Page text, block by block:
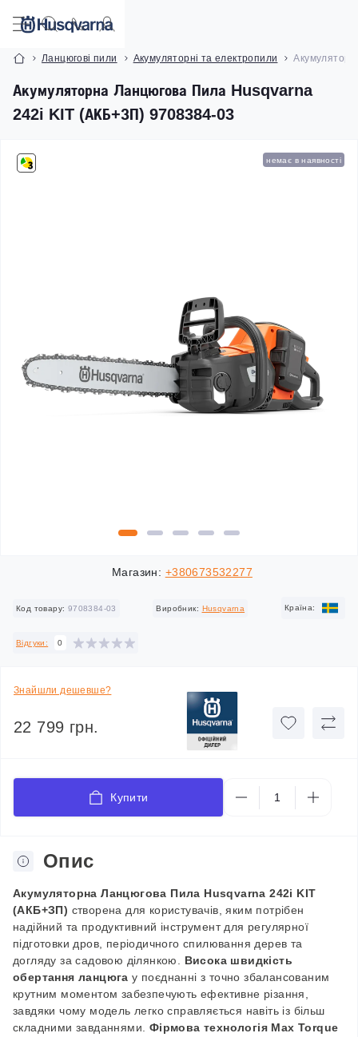
Ланцюгові пили Акумуляторні та електропили
Акумуляторна Ланцюгова Пила Husqvarna
242i KIT (АКБ+ЗП) 9708384-03
немає в наявності
Магазин: +380673532277
Код товару: 9708384-03 Виробник: Husqvarna Країна:
Відгуки: 0
Знайшли дешевше?
22 799 грн.
Купити
Опис
АкумуляторнаЛанцюгова Пила Husqvarna 242i KIT
(АКБ+ЗП) створена для користувачів, яким потрібен
надійний та продуктивний інструмент для регулярної
підготовки дров, періодичного спилювання дерев та
догляду за садовою ділянкою. Висока швидкість
обертання ланцюга у поєднанні з точно збалансованим
крутним моментом забезпечують ефективне різання,
завдяки чому модель легко справляється навіть із більш
складними завданнями. Фірмова технологія Max Torque